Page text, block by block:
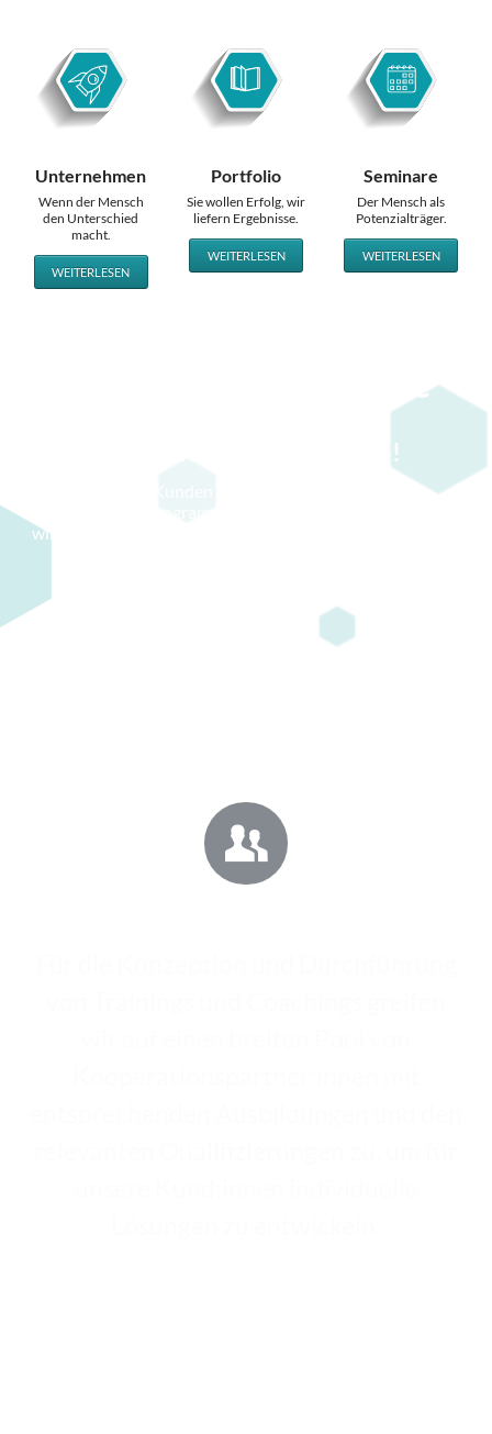
Unternehmen
Wenn der Mensch
den Unterschied
macht.
WEITERLESEN
Portfolio
Sie wollen Erfolg, wir
liefern Ergebnisse.
WEITERLESEN
Seminare
Der Mensch als
Potenzialträger.
WEITERLESEN
Die Wirkungsakademie
WIR LIEFERN ERGEBNISSE !
Für unsere Kunden konzipieren wir individuelle
wirtschaftliche Leistung effizient zu steigern. Der Mensch